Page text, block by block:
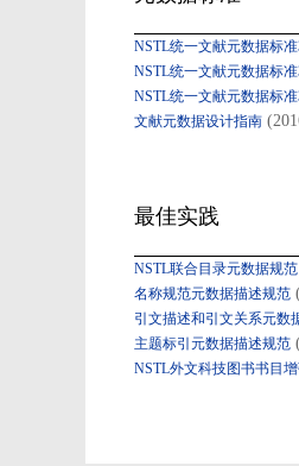
NSTL统一文献元数据标准
NSTL统一文献元数据标准
NSTL统一文献元数据标准
文献元数据设计指南
最佳实践
NSTL联合目录元数据规范
名称规范元数据描述规范
引文描述和引文关系元数
主题标引元数据描述规范
NSTL外文科技图书书目